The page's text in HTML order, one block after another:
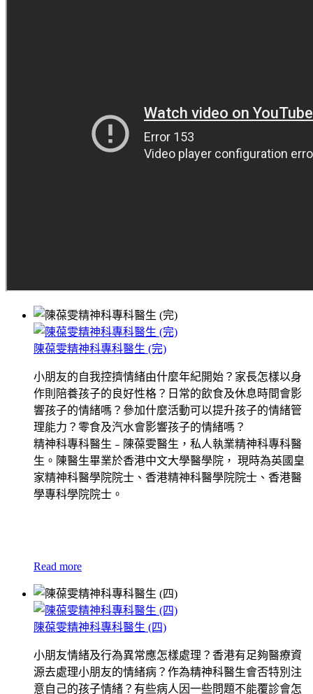
陳葆雯精神科專科醫生 (完)
小朋友的自我控擠情緒由什麼年紀開始？家長怎樣以身
作則陪養孩子的良好性格？日常的飲食及休息時間會影
響孩子的情緒嗎？參加什麼活動可以提升孩子的情緒管
理能力？零食及汽水會影響孩子的情緒嗎？
精神科專科醫生﹣陳葆雯醫生，私人執業精神科專科醫
生。陳醫生畢業於香港中文大學醫學院， 現時為英國皇
家精神科醫學院院士、香港精神科醫學院院士、香港醫
學專科學院院士。
Read more
陳葆雯精神科專科醫生 (四)
小朋友情緒及行為異常應怎樣處理？香港有足夠醫療資
源去處理小朋友的情緒病？作為精神科醫生會否特別注
意自己的孩子情緒？有些病人因一些問題不能覆診會怎